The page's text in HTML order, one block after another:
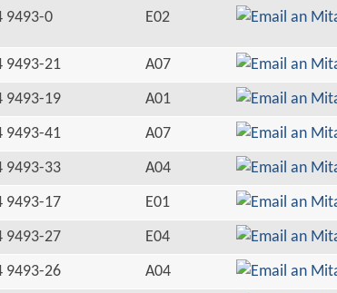
9493-0 E02
9493-21
A07
9493-19
A01
9493-41
A07
9493-33
A04
9493-17
E01
9493-27
E04
9493-26
A04